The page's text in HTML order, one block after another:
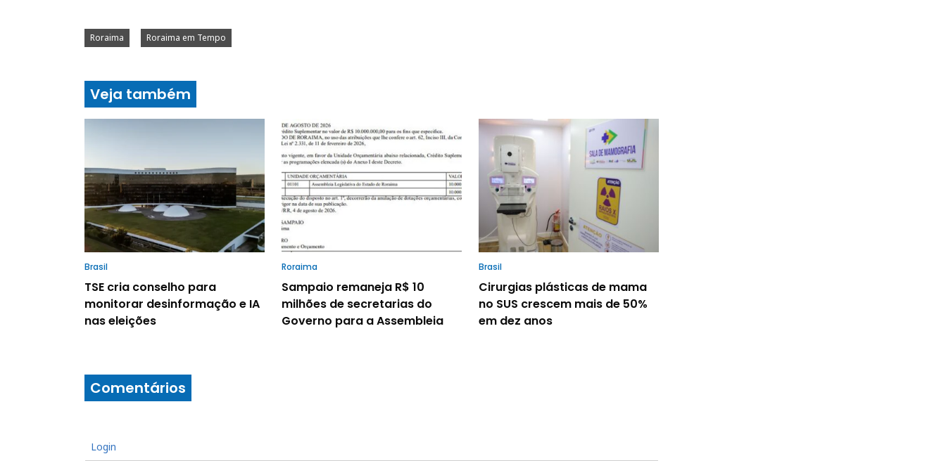
Roraima Roraima em Tempo
Veja também
Brasil
TSE cria conselho para
monitorar desinformação e IA
nas eleições
Roraima
Sampaio remaneja R$ 10
milhões de secretarias do
Governo para a Assembleia
Brasil
Cirurgias plásticas de mama
no SUS crescem mais de 50%
em dez anos
Comentários
Login